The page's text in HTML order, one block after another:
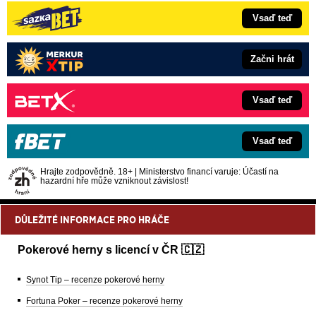
Vsaď teď
Začni hrát
Vsaď teď
Vsaď teď
Hrajte zodpovědně. 18+ | Ministerstvo financí varuje: Účastí na
hazardní hře může vzniknout závislost!
DŮLEŽITÉ INFORMACE PRO HRÁČE
Pokerové herny s licencí v ČR 🇨🇿
Synot Tip – recenze pokerové herny
Fortuna Poker – recenze pokerové herny